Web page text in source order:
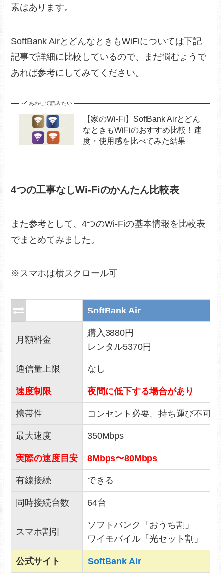
素はあります。
SoftBank AirとどんなときもWiFiについては下記
記事で詳細に比較しているので、まだ悩むようで
あれば参考にしてみてください。
あわせて読みたい
【家のWi-Fi】SoftBank Airとどん
なときもWiFiのおすすめ比較！速
度・使用感を比べてみた結果
4つの工事なしWi-Fiのかんたん比較表
また参考として、4つのWi-Fiの基本情報を比較表
でまとめてみました。
※スマホは横スクロール可
SoftBank Air
月額料金
購入3880円
レンタル5370円
通信量上限 なし
速度制限 夜間に低下する場合があり
携帯性 コンセント必要、持ち運び不可
最大速度 350Mbps
実際の速度目安 8Mbps〜80Mbps
有線接続 できる
同時接続台数 64台
スマホ割引
ソフトバンク「おうち割」
ワイモバイル「光セット割」
公式サイト SoftBank Air